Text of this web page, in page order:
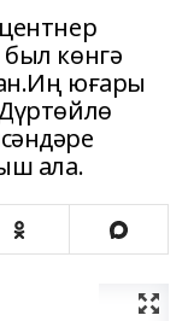
көнгә
юғары
ала.